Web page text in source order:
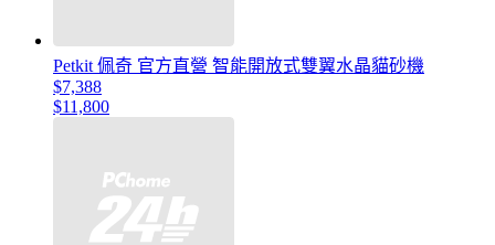
Petkit 佩奇 官方直營 智能開放式雙翼水晶貓砂機
$7,388
$11,800